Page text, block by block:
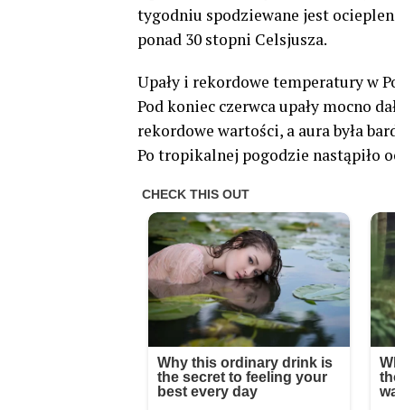
tygodniu spodziewane jest
ponad 30 stopni Celsjusza.
Upały i rekordowe temperatury w
Pod koniec czerwca upały mocno
rekordowe wartości, a aura była
Po tropikalnej pogodzie nastąpiło